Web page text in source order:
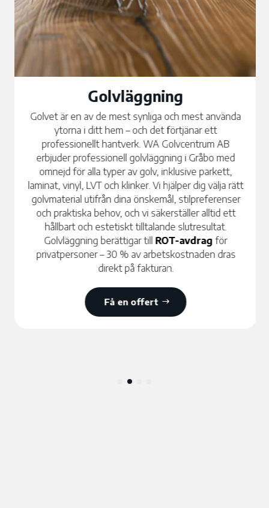
Golvläggning
Golvet är en av de mest synliga och mest använda
ytorna i ditt hem – och det förtjänar ett
professionellt hantverk. WA Golvcentrum AB
erbjuder professionell golvläggning i Gråbo med
omnejd för alla typer av golv, inklusive parkett,
laminat, vinyl, LVT och klinker. Vi hjälper dig välja rätt
golvmaterial utifrån dina önskemål, stilpreferenser
och praktiska behov, och vi säkerställer alltid ett
hållbart och estetiskt tilltalande slutresultat.
Golvläggning berättigar till ROT-avdragför
privatpersoner – 30 % av arbetskostnaden dras
direkt på fakturan.
Få en offert